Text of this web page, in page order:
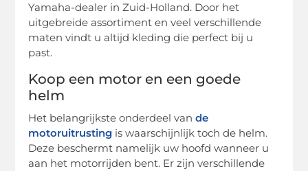
Yamaha-dealer in Zuid-Holland. Door het
uitgebreide assortiment en veel verschillende
maten vindt u altijd kleding die perfect bij u
past.
Koop een motor en een goede
helm
Het belangrijkste onderdeel vande
motoruitrusting is waarschijnlijk toch de helm.
Deze beschermt namelijk uw hoofd wanneer u
aan het motorrijden bent. Er zijn verschillende